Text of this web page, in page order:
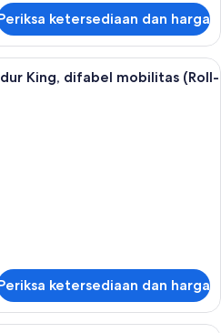
ketersediaan dan harga
King, difabel mobilitas (Roll-
ketersediaan dan harga